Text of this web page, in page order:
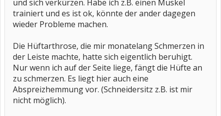
und sich verkürzen. Habe ich z.B. einen Muskel
trainiert und es ist ok, könnte der ander dagegen
wieder Probleme machen.
Die Hüftarthrose, die mir monatelang Schmerzen in
der Leiste machte, hatte sich eigentlich beruhigt.
Nur wenn ich auf der Seite liege, fängt die Hüfte an
zu schmerzen. Es liegt hier auch eine
Abspreizhemmung vor. (Schneidersitz z.B. ist mir
nicht möglich).